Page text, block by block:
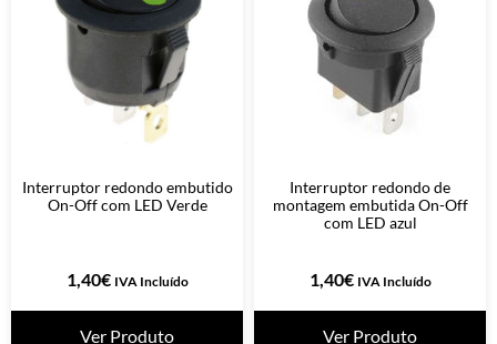
Interruptor redondo embutido
On-Off com LED Verde
1,40€ IVA Incluído
Ver Produto
Interruptor redondo de
montagem embutida On-Off
com LED azul
1,40€ IVA Incluído
Ver Produto